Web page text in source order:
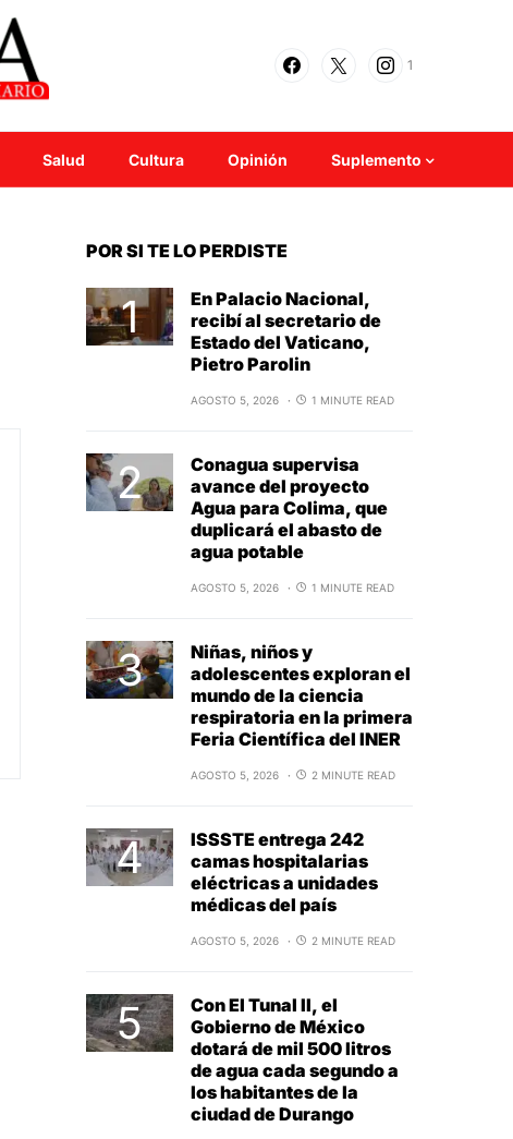
1
Salud Cultura Opinión Suplemento
POR SI TE LO PERDISTE
En Palacio Nacional,
recibí al secretario de
Estado del Vaticano,
Pietro Parolin
AGOSTO 5, 2026 1 MINUTE READ
Conagua supervisa
avance del proyecto
Agua para Colima, que
duplicará el abasto de
agua potable
AGOSTO 5, 2026 1 MINUTE READ
Niñas, niños y
adolescentes exploran el
mundo de la ciencia
respiratoria en la primera
Feria Científica del INER
AGOSTO 5, 2026 2 MINUTE READ
ISSSTE entrega 242
camas hospitalarias
eléctricas a unidades
médicas del país
AGOSTO 5, 2026 2 MINUTE READ
Con El Tunal II, el
Gobierno de México
dotará de mil 500 litros
de agua cada segundo a
los habitantes de la
ciudad de Durango